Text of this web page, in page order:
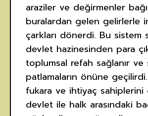
araziler ve değirmenler
buralardan gelen gelirlerle
çarkları dönerdi. Bu sistem
devlet hazinesinden para
toplumsal refah sağlanır ve
patlamaların önüne
fukara ve ihtiyaç sahiplerini
devlet ile halk arasındaki